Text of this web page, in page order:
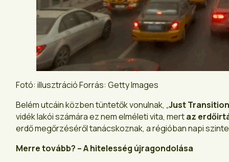
Fotó: illusztráció Forrás: Getty Images
Belém utcáin közben tüntetők vonulnak, „Just
vidék lakói számára ez nem elméleti vita, mertaz
erdő megőrzéséről tanácskoznak, a régióban napi
Merre tovább? – A hitelesség újragondolása